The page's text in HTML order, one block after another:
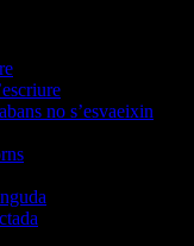
no s’esvaeixin